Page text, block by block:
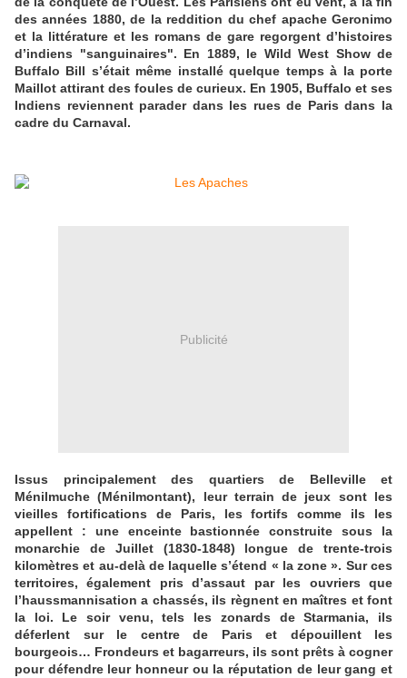
des années 1880, de la reddition du chef apache Geronimo
et la littérature et les romans de gare regorgent d’histoires
d’indiens "sanguinaires". En 1889, le Wild West Show de
Buffalo Bill s’était même installé quelque temps à la porte
Maillot attirant des foules de curieux. En 1905, Buffalo et ses
Indiens reviennent parader dans les rues de Paris dans la
cadre du Carnaval.
Publicité
Issus principalement des quartiers de Belleville et
Ménilmuche (Ménilmontant), leur terrain de jeux sont les
vieilles fortifications de Paris, les fortifs comme ils les
appellent : une enceinte bastionnée construite sous la
monarchie de Juillet (1830-1848) longue de trente-trois
kilomètres et au-delà de laquelle s’étend « la zone ». Sur ces
territoires, également pris d’assaut par les ouvriers que
l’haussmannisation a chassés, ils règnent en maîtres et font
la loi. Le soir venu, tels les zonards de Starmania, ils
déferlent sur le centre de Paris et dépouillent les
bourgeois… Frondeurs et bagarreurs, ils sont prêts à cogner
pour défendre leur honneur ou la réputation de leur gang et